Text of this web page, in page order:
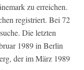
zu erreichen.
registriert. Bei 72
Die letzten
1989 in Berlin
der im März 1989